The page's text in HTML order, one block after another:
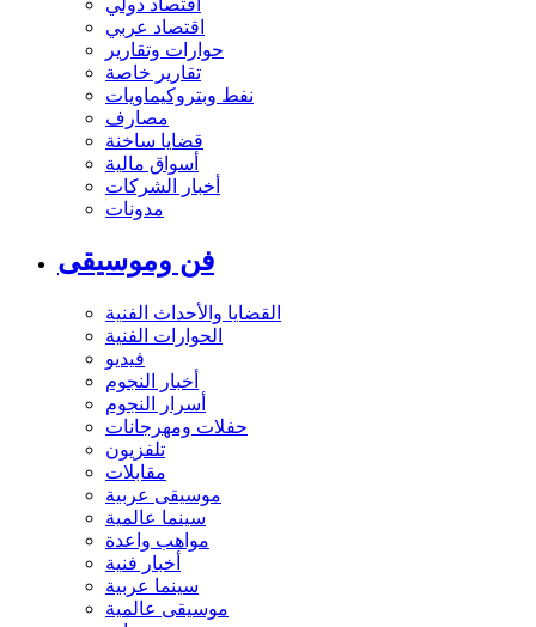
اقتصاد دولي
اقتصاد عربي
حوارات وتقارير
تقارير خاصة
نفط وبتروكيماويات
مصارف
قضايا ساخنة
أسواق مالية
أخبار الشركات
مدونات
فن وموسيقى
القضايا والأحداث الفنية
الحوارات الفنية
فيديو
أخبار النجوم
أسرار النجوم
حفلات ومهرجانات
تلفزيون
مقابلات
موسيقى عربية
سينما عالمية
مواهب واعدة
أخبار فنية
سينما عربية
موسيقى عالمية